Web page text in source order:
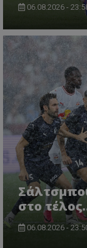
06.08.2026 -
στο
06.08.2026 -